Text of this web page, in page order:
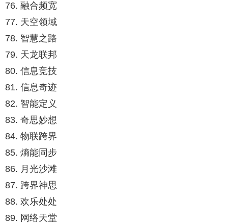
76. 融合频宽
77. 天空领域
78. 智慧之路
79. 天龙联邦
80. 信息竞技
81. 信息奇迹
82. 智能定义
83. 奇思妙想
84. 物联跨界
85. 熵能同步
86. 月光沙滩
87. 跨界神思
88. 欢乐处处
89. 网络天堂